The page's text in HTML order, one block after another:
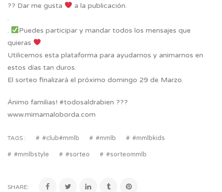
?? Dar me gusta
a la publicación.
.
.
Puedes participar y mandar todos los mensajes que
quieras
Utilicemos esta plataforma para ayudarnos y animarnos en
estos días tan duros.
El sorteo finalizará el próximo domingo 29 de Marzo.
Ánimo familias! #todosaldrabien ???
www.mimamaloborda.com
TAGS : #club#mmlb #mmlb #mmlbkids
#mmlbstyle #sorteo #sorteommlb
SHARE: